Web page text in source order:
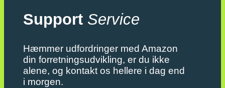
Support Service
Hæmmer udfordringer med Amazon
din forretningsudvikling, er du ikke
alene, og kontakt os hellere i dag end
i morgen.